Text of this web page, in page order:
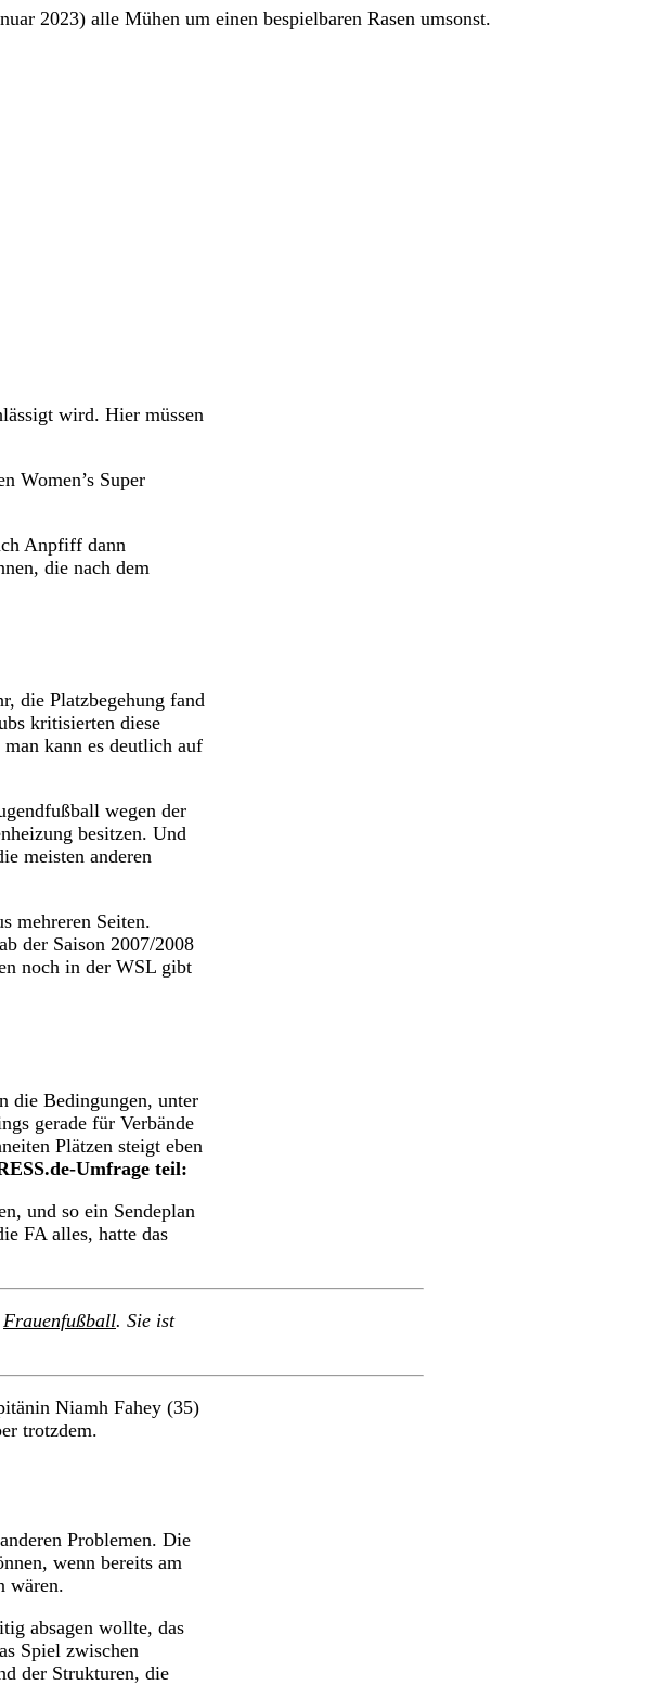
2023) alle Mühen um einen bespielbaren Rasen umsonst.
wird. Hier müssen
Women’s Super
Anpfiff dann
die nach dem
die Platzbegehung fand
kritisierten diese
kann es deutlich auf
wegen der
besitzen. Und
meisten anderen
mehreren Seiten.
der Saison 2007/2008
noch in der WSL gibt
die Bedingungen, unter
gerade für Verbände
Plätzen steigt eben
Umfrage teil:
und so ein Sendeplan
FA alles, hatte das
Frauenfußball. Sie ist
Niamh Fahey (35)
trotzdem.
Problemen. Die
wenn bereits am
wären.
absagen wollte, das
Spiel zwischen
der Strukturen, die